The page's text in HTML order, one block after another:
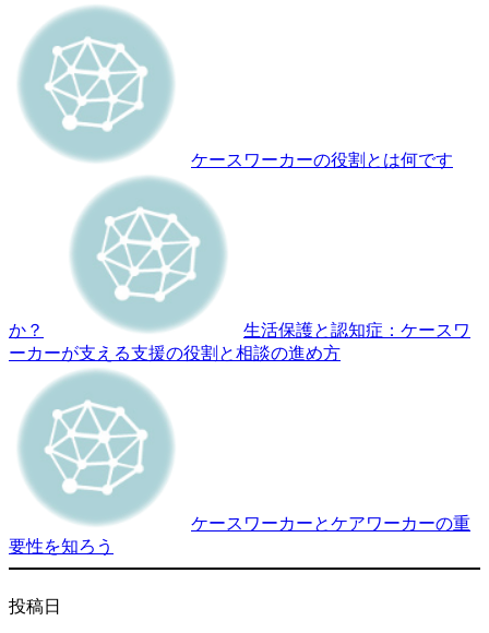
ケースワーカーの役割とは何です
か？
生活保護と認知症：ケースワ
ーカーが支える支援の役割と相談の進め方
ケースワーカーとケアワーカーの重
要性を知ろう
投稿日